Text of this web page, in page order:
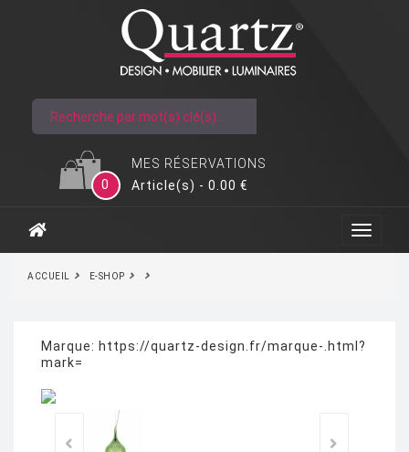
MES RÉSERVATIONS
0
Article(s) - 0.00 €
ACCUEIL E-SHOP
Marque: https://quartz-design.fr/marque-.html?
mark=